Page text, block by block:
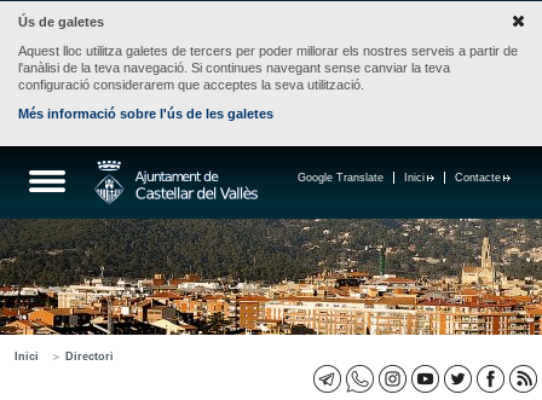
Ús de galetes
Aquest lloc utilitza galetes de tercers per poder millorar els nostres serveis a partir de
l'anàlisi de la teva navegació. Si continues navegant sense canviar la teva
configuració considerarem que acceptes la seva utilització.
Més informació sobre l'ús de les galetes
Contacte
Inici
Google Translate
Inici Directori